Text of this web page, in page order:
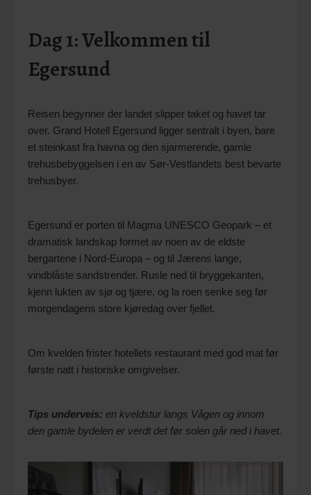
Dag 1: Velkommen til
Egersund
Reisen begynner der landet slipper taket og havet tar
over. Grand Hotell Egersund ligger sentralt i byen, bare
et steinkast fra havna og den sjarmerende, gamle
trehusbebyggelsen i en av Sør-Vestlandets best bevarte
trehusbyer.
Egersund er porten til Magma UNESCO Geopark – et
dramatisk landskap formet av noen av de eldste
bergartene i Nord-Europa – og til Jærens lange,
vindblåste sandstrender. Rusle ned til bryggekanten,
kjenn lukten av sjø og tjære, og la roen senke seg før
morgendagens store kjøredag over fjellet.
Om kvelden frister hotellets restaurant med god mat før
første natt i historiske omgivelser.
Tips underveis: en kveldstur langs Vågen og innom
den gamle bydelen er verdt det før solen går ned i havet.